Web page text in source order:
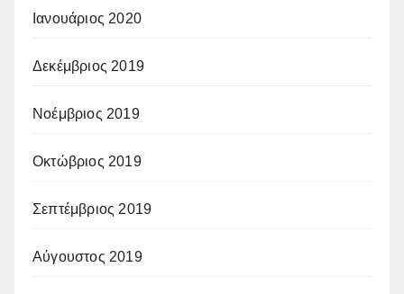
Ιανουάριος 2020
Δεκέμβριος 2019
Νοέμβριος 2019
Οκτώβριος 2019
Σεπτέμβριος 2019
Αύγουστος 2019